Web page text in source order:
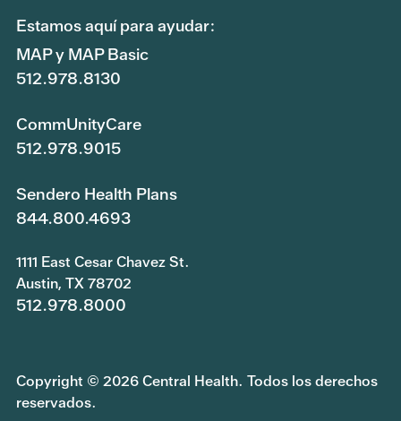
Estamos aquí para ayudar:
MAP y MAP Basic
512.978.8130
CommUnityCare
512.978.9015
Sendero Health Plans
844.800.4693
1111 East Cesar Chavez St.
Austin, TX 78702
512.978.8000
Copyright © 2026 Central Health. Todos los derechos
reservados.